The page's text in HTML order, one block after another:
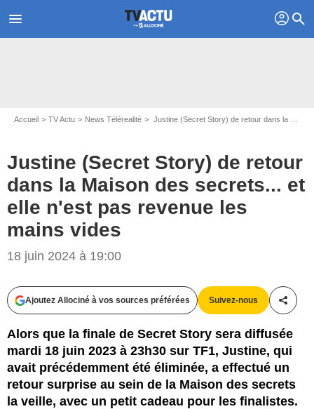
menu profil search
Accueil TV Actu News Télérealité Justine (Secret Story) de retour dans la Maison des secrets... et elle n'est pas revenue les mains vides
Justine (Secret Story) de retour
dans la Maison des secrets... et
elle n'est pas revenue les
mains vides
18 juin 2024 à 19:00
Ajoutez Allociné à vos sources préférées Suivez-nous
Alors que la finale de Secret Story sera diffusée
mardi 18 juin 2023 à 23h30 sur TF1, Justine, qui
avait précédemment été éliminée, a effectué un
retour surprise au sein de la Maison des secrets
la veille, avec un petit cadeau pour les finalistes.